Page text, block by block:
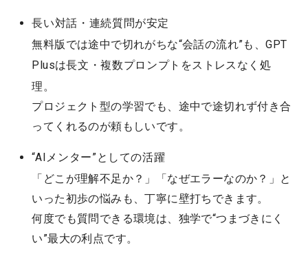
長い対話・連続質問が安定
無料版では途中で切れがちな“会話の流れ”も、GPT
Plusは長文・複数プロンプト をストレスなく処
理。
プロジェクト型の学習でも、途中で途切れず付き合
ってくれるのが頼もしいです。
“AIメンター”としての活躍
「どこが理解不足か？」「なぜエラーなのか？」と
いった初歩の悩みも、丁寧に壁打ちできます。
何度でも質問できる環境は、独学で“つまづきにく
い”最大の利点です。